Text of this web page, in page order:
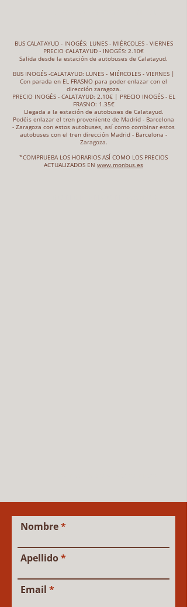
BUS CALATAYUD - INOGÉS: LUNES - MIÉRCOLES - VIERNES
PRECIO CALATAYUD - INOGÉS: 2.10€
Salida desde la estación de autobuses de Calatayud.
BUS INOGÉS -CALATAYUD: LUNES - MIÉRCOLES - VIERNES |
Con parada en EL FRASNO para poder enlazar con el
dirección zaragoza.
PRECIO INOGÉS - CALATAYUD: 2.10€ | PRECIO INOGÉS - EL
FRASNO: 1.35€
Llegada a la estación de autobuses de Calatayud.
Podéis enlazar el tren proveniente de Madrid - Barcelona
- Zaragoza con estos autobuses, así como combinar estos
autobuses con el tren dirección Madrid - Barcelona -
Zaragoza.
*COMPRUEBA LOS HORARIOS ASÍ COMO LOS PRECIOS
ACTUALIZADOS EN www.monbus.es
Nombre
Apellido
Email